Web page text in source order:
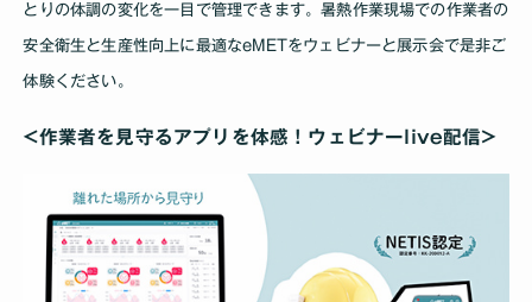
とりの体調の変化を一目で管理できます。暑熱作業現場での作業者の
安全衛生と生産性向上に最適なeMETをウェビナーと展示会で是非ご
体験ください。
<作業者を見守るアプリを体感！ウェビナーlive配信>